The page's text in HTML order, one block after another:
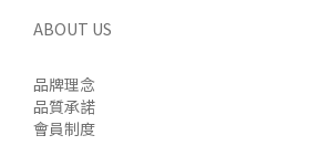
ABOUT US
品牌理念
品質承諾
會員制度